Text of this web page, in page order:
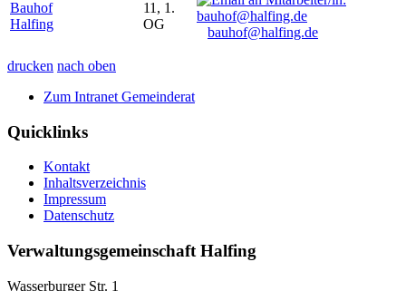
Bauhof
Halfing
11, 1.
OG
bauhof@halfing.de
drucken nach oben
Zum Intranet Gemeinderat
Quicklinks
Kontakt
Inhaltsverzeichnis
Impressum
Datenschutz
Verwaltungsgemeinschaft Halfing
Wasserburger Str. 1